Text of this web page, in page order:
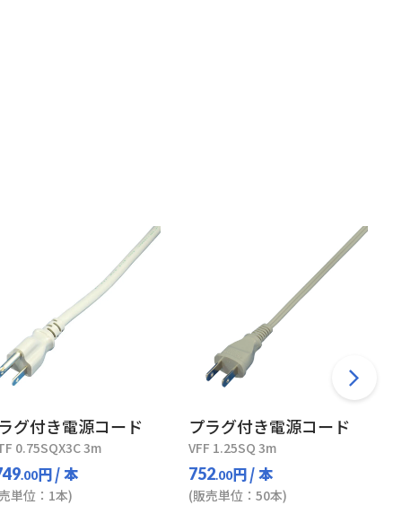
グ付き電源コード
0.75SQX3C 3m
.00円/ 本
単位：1本)
プラグ付き電源コード
VFF 1.25SQ 3m
752.00円/ 本
(販売単位：50本)